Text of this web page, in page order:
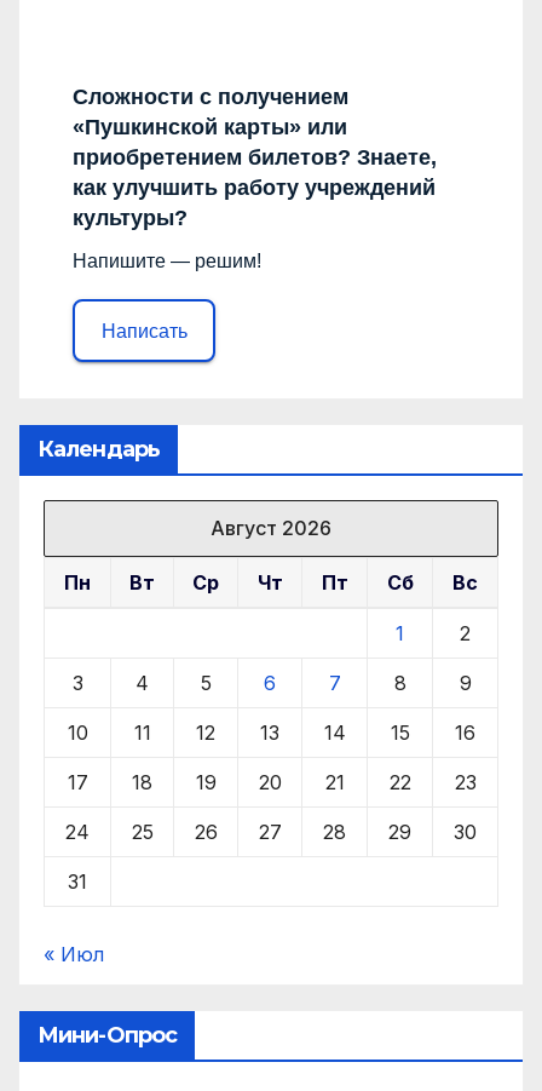
Сложности с получением
«Пушкинской карты» или
приобретением билетов? Знаете,
как улучшить работу учреждений
культуры?
Напишите — решим!
Написать
Календарь
Август 2026
Пн Вт Ср Чт Пт Сб Вс
1 2
3 4 5 6 7 8 9
10 11 12 13 14 15 16
17 18 19 20 21 22 23
24 25 26 27 28 29 30
31
« Июл
Мини-Опрос